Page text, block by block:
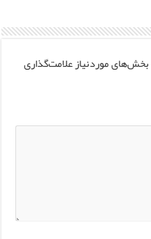
بخش‌های موردنیاز علامت‌گذاری